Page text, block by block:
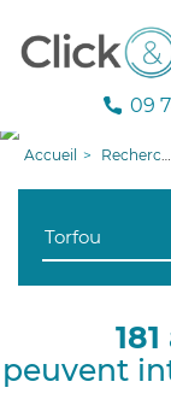
09
Accueil Recherche aide à domicile
peuvent